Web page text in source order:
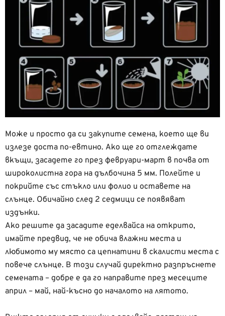
Може и просто да си закупите семена, което ще ви
излезе доста по-евтино. Ако ще го отглеждате
вкъщи, засадете го през февруари-март в почва от
широколистна гора на дълбочина 5 мм. Полейте и
покрийте със стъкло или фолио и оставете на
слънце. Обичайно след 2 седмици се появяват
издънки.
Ако решите да засадите еделвайса на открито,
имайте предвид, че не обича влажни места и
любимото му място са цепнатини в скалисти места с
повече слънце. В този случай директно разпръснете
семената – добре е да го направите през месеците
април – май, най-късно до началото на лятото.